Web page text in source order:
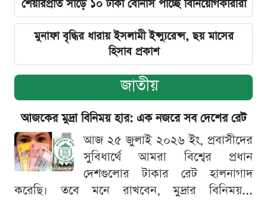
শেয়ারপ্রতি সাড়ে ১০ টাকা বোনাস পাচ্ছে বিনিয়োগকারীরা
মুনাফা বৃদ্ধির ধারায় ইসলামী ইন্স্যুরেন্স, ছয় মাসের
হিসাব প্রকাশ
জাতীয়
আজকের মুদ্রা বিনিময় হার: এক নজরে সব দেশের রেট
আজ ২৫ জুলাই ২০২৬ ইং, প্রবাসীদের
সুবিধার্থে আমরা বিশ্বের প্রধান
দেশগুলোর টাকার রেট হালনাগাদ
করেছি। তবে মনে রাখবেন, মুদ্রার বিনিময়...